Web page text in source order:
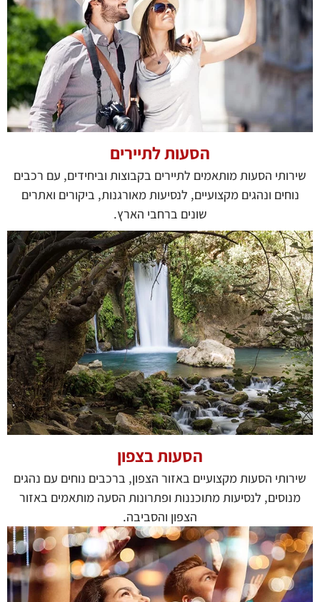
הסעות לתיירים
שירותי הסעות מותאמים לתיירים בקבוצות וביחידים, עם רכבים
נוחים ונהגים מקצועיים, לנסיעות מאורגנות, ביקורים ואתרים
שונים ברחבי הארץ.
הסעות בצפון
שירותי הסעות מקצועיים באזור הצפון, ברכבים נוחים עם נהגים
מנוסים, לנסיעות מתוכננות ופתרונות הסעה מותאמים באזור
הצפון והסביבה.